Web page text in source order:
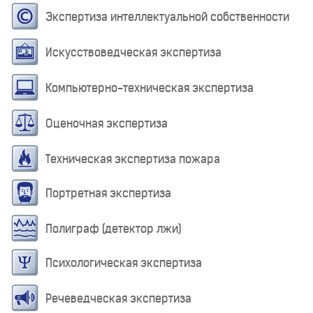
Экспертиза интеллектуальной собственности
Искусствоведческая экспертиза
Компьютерно-техническая экспертиза
Оценочная экспертиза
Техническая экспертиза пожара
Портретная экспертиза
Полиграф (детектор лжи)
Психологическая экспертиза
Речеведческая экспертиза